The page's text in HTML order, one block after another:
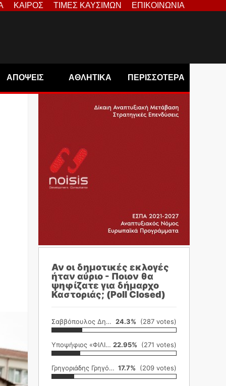
ΚΑΙΡΟΣ ΤΙΜΕΣ ΚΑΥΣΙΜΩΝ ΕΠΙΚΟΙΝΩΝΙΑ
ΑΠΟΨΕΙΣ ΑΘΛΗΤΙΚΑ ΠΕΡΙΣΣΟΤΕΡΑ
Αν οι δημοτικές εκλογές
ήταν αύριο - Ποιον θα
ψηφίζατε για δήμαρχο
Καστοριάς; (Poll Closed)
Σαββόπουλος Δημήτρης 24.3% (287 votes)
Υποψήφιος «ΦΙΛΙΚΗ ΕΤΑΙΡΕΙΑ» 22.95% (271 votes)
Γρηγοριάδης Γρηγόρης 17.7% (209 votes)